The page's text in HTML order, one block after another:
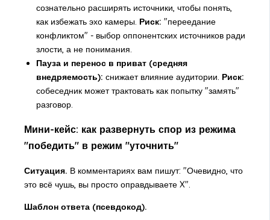
сознательно расширять источники, чтобы понять,
как избежать эхо камеры. Риск: "переедание
конфликтом" - выбор оппонентских источников ради
злости, а не понимания.
Пауза и перенос в приват (средняя
внедряемость): снижает влияние аудитории. Риск:
собеседник может трактовать как попытку "замять"
разговор.
Мини-кейс: как развернуть спор из режима
"победить" в режим "уточнить"
Ситуация. В комментариях вам пишут: "Очевидно, что
это всё чушь, вы просто оправдываете X".
Шаблон ответа (псевдокод).